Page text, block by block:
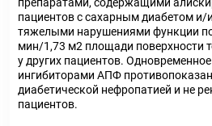
пациентов с сахарным диабетом
тяжелыми нарушениями функции
мин/1,73 м2 площади поверхности
у других пациентов.
ингибиторами АПФ
диабетической нефропатией и не
пациентов.